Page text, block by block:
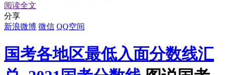
阅读全文
分享
新浪微博 微信 QQ空间
国考各地区最低入面分数线汇